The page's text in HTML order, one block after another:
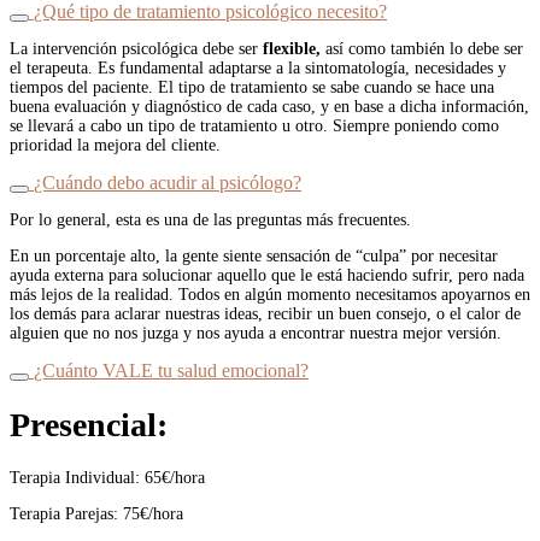
¿Qué tipo de tratamiento psicológico necesito?
La intervención psicológica debe ser flexible, así como también lo debe ser
el terapeuta. Es fundamental adaptarse a la sintomatología, necesidades y
tiempos del paciente. El tipo de tratamiento se sabe cuando se hace una
buena evaluación y diagnóstico de cada caso, y en base a dicha información,
se llevará a cabo un tipo de tratamiento u otro. Siempre poniendo como
prioridad la mejora del cliente.
¿Cuándo debo acudir al psicólogo?
Por lo general, esta es una de las preguntas más frecuentes.
En un porcentaje alto, la gente siente sensación de “culpa” por necesitar
ayuda externa para solucionar aquello que le está haciendo sufrir, pero nada
más lejos de la realidad. Todos en algún momento necesitamos apoyarnos en
los demás para aclarar nuestras ideas, recibir un buen consejo, o el calor de
alguien que no nos juzga y nos ayuda a encontrar nuestra mejor versión.
¿Cuánto VALE tu salud emocional?
Presencial:
Terapia Individual: 65€/hora
Terapia Parejas: 75€/hora